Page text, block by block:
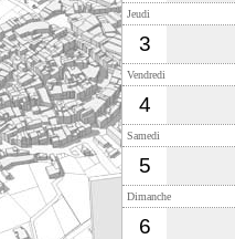
Jeudi
3
Vendredi
4
Samedi
5
Dimanche
6